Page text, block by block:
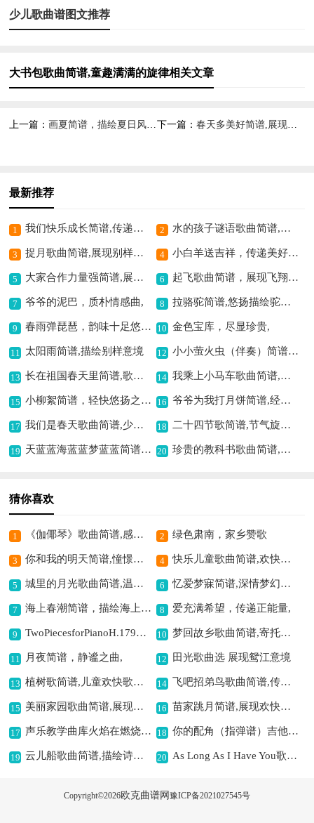
少儿歌曲谱图文推荐
大书包歌曲简谱,童趣满满的旋律相关文章
上一篇： 画夏简谱，描绘夏日风情, 下一篇： 春天多美好简谱,展现美好春景
最新推荐
1 我们快乐成长简谱,传递纯真快乐之情 2 水的孩子谜语歌曲简谱,独特风格的歌曲
3 捉月歌曲简谱,展现别样意境 4 小白羊送吉祥，传递美好祝福,
5 大家合作力量强简谱,展现团结协作之美 6 起飞歌曲简谱，展现飞翔之意,
7 爷爷的泥巴，质朴情感曲, 8 拉骆驼简谱,悠扬描绘驼铃响
9 春雨弹琵琶，韵味十足悠扬, 10 金色宝库，尽显珍贵,
11 太阳雨简谱,描绘别样意境 12 小小萤火虫（伴奏）简谱,轻快展现灵动之感
13 长在祖国春天里简谱,歌颂祖国的佳作 14 我乘上小马车歌曲简谱,展现欢快乘车意境
15 小柳絮简谱，轻快悠扬之曲, 16 爷爷为我打月饼简谱,经典少儿歌曲
17 我们是春天歌曲简谱,少儿春晚经典主题曲 18 二十四节歌简谱,节气旋律的呈现
19 天蓝蓝海蓝蓝梦蓝蓝简谱,描绘美好梦幻意境 20 珍贵的教科书歌曲简谱,讲述革命珍贵故事
猜你喜欢
1 《伽倻琴》歌曲简谱,感受独特音乐魅力 2 绿色肃南，家乡赞歌
3 你和我的明天简谱,憧憬美好未来 4 快乐儿童歌曲简谱,欢快童真颂童年
5 城里的月光歌曲简谱,温暖治愈之佳作 6 忆爱梦寐简谱,深情梦幻之曲
7 海上春潮简谱，描绘海上春光, 8 爱充满希望，传递正能量,
9 TwoPiecesforPianoH.179（2首钢琴作品）钢琴谱,展现别样音乐魅力 10 梦回故乡歌曲简谱,寄托思乡深情
11 月夜简谱，静谧之曲, 12 田光歌曲选 展现鸳江意境
13 植树歌简谱,儿童欢快歌舞曲 14 飞吧招弟鸟歌曲简谱,传递希望之旋律
15 美丽家园歌曲简谱,展现家园之美 16 苗家跳月简谱,展现欢快风情
17 声乐教学曲库火焰在燃烧简谱,展现歌剧独特魅力 18 你的配角（指弹谱）吉他谱六线谱,诠释配角的深情
19 云儿船歌曲简谱,描绘诗意画面 20 As Long As I Have You歌曲简谱,经典爱情旋律动人
Copyright©2026欧克曲谱网 豫ICP备2021027545号